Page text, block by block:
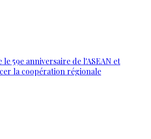
59e anniversaire de l'ASEAN et
la coopération régionale